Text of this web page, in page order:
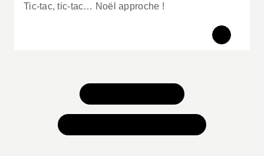
Tic-tac, tic-tac… Noël approche !